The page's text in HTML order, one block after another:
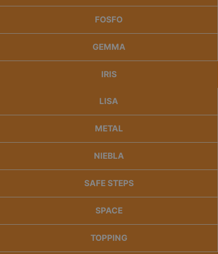
FOSFO
GEMMA
IRIS
LISA
METAL
NIEBLA
SAFE STEPS
SPACE
TOPPING